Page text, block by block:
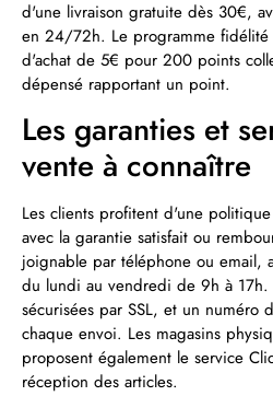
d'une livraison gratuite dès 30€,
en 24/72h. Le programme
d'achat de 5€ pour 200 points
dépensé rapportant un point.
Les garanties et
vente à connaître
Les clients profitent d'une
avec la garantie satisfait ou
joignable par téléphone ou email,
du lundi au vendredi de 9h à 17h.
sécurisées par SSL, et un numéro
chaque envoi. Les magasins
proposent également le service
réception des articles.